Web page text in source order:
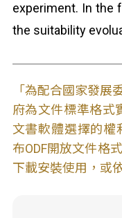
experiment. In the
the suitability
「為配合國家發展
府為文件標準格式
文書軟體選擇的權
布ODF開放文件格
下載安裝使用，或